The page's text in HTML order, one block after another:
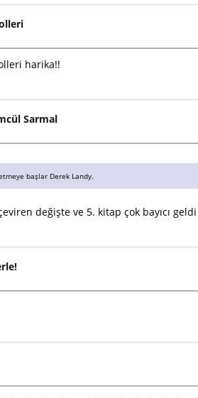
harika!!
Sarmal
başlar Derek Landy.
değişte ve 5. kitap çok bayıcı